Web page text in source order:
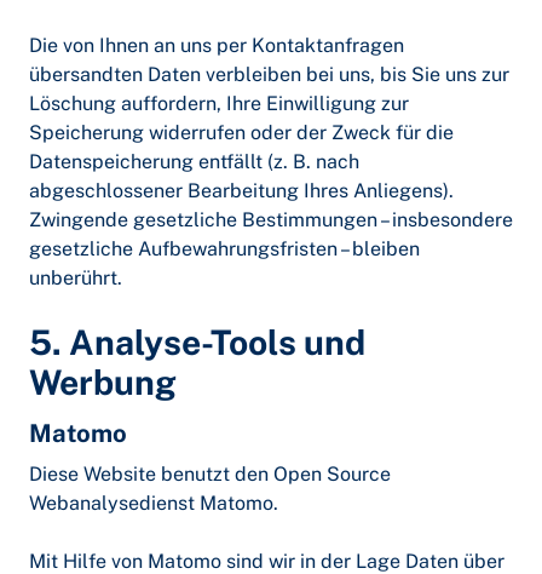
Die von Ihnen an uns per Kontaktanfragen
übersandten Daten verbleiben bei uns, bis Sie uns zur
Löschung auffordern, Ihre Einwilligung zur
Speicherung widerrufen oder der Zweck für die
Datenspeicherung entfällt (z. B. nach
abgeschlossener Bearbeitung Ihres Anliegens).
Zwingende gesetzliche Bestimmungen – insbesondere
gesetzliche Aufbewahrungsfristen – bleiben
unberührt.
5. Analyse-Tools und
Werbung
Matomo
Diese Website benutzt den Open Source
Webanalysedienst Matomo.
Mit Hilfe von Matomo sind wir in der Lage Daten über